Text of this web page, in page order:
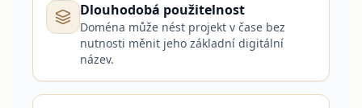
Dlouhodobá použitelnost
Doména může nést projekt v čase bez
nutnosti měnit jeho základní digitální
název.